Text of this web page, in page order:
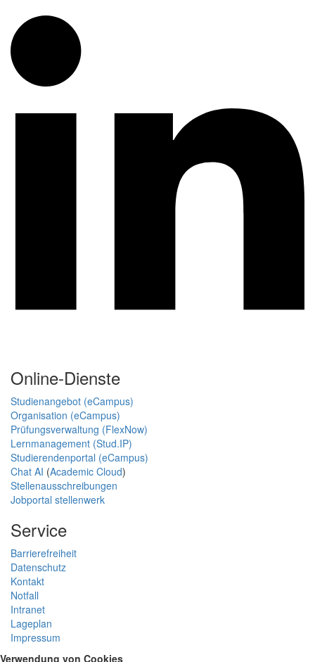
Online-Dienste
Studienangebot (eCampus)
Organisation (eCampus)
Prüfungsverwaltung (FlexNow)
Lernmanagement (Stud.IP)
Studierendenportal (eCampus)
Chat AI (Academic Cloud)
Stellenausschreibungen
Jobportal stellenwerk
Service
Barrierefreiheit
Datenschutz
Kontakt
Notfall
Intranet
Lageplan
Impressum
Verwendung von Cookies